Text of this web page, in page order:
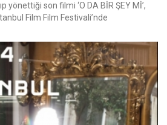
yönettiği son filmi ‘O DA BİR ŞEY Mİ’,
Film Film Festivali’nde